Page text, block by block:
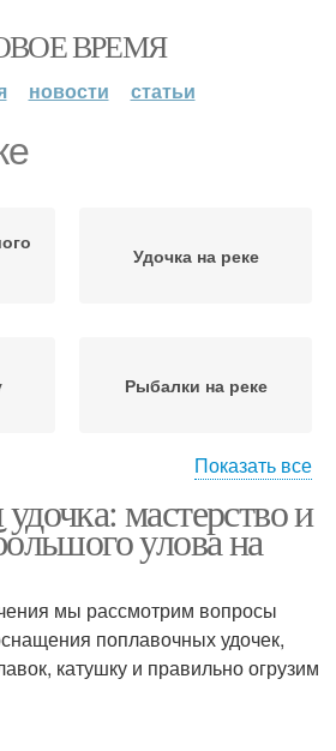
ВРЕМЯ
новости статьи
Удочка на реке
Рыбалки на реке
Показать все
мастерство и
улова на
мы рассмотрим вопросы
поплавочных удочек,
катушку и правильно огрузим